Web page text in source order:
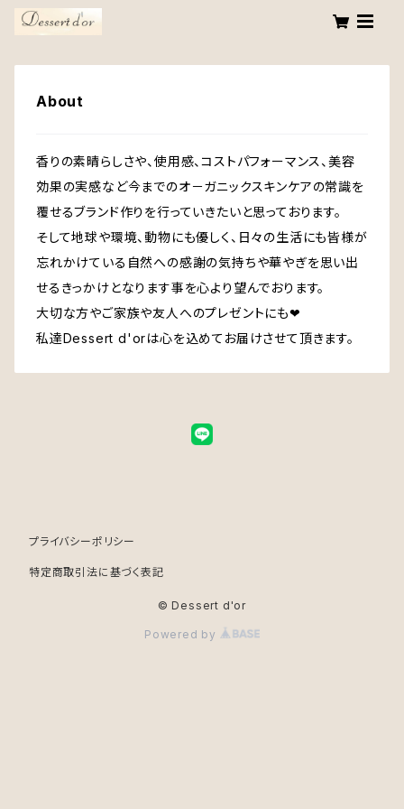
About
香りの素晴らしさや、使用感、コストパフォーマンス、美容
効果の実感など今までのオ－ガニックスキンケアの常識を
覆せるブランド作りを行っていきたいと思っております。
そして地球や環境、動物にも優しく、日々の生活にも皆様が
忘れかけている自然への感謝の気持ちや華やぎを思い出
せるきっかけとなります事を心より望んでおります。
大切な方やご家族や友人へのプレゼントにも❤︎
私達Dessert d'orは心を込めてお届けさせて頂きます。
プライバシーポリシー
特定商取引法に基づく表記
© Dessert d'or
Powered by